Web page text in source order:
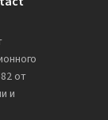
от
и